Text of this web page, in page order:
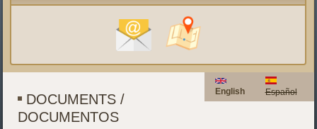
Español
English
DOCUMENTS /
DOCUMENTOS